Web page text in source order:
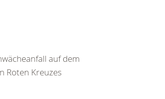
auf dem
Roten Kreuzes